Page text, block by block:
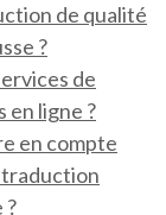
de qualité
?
de
ligne ?
en compte
traduction
?